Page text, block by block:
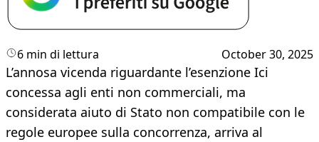
6 min di lettura October 30, 2025
L’annosa vicenda riguardante l’esenzione Ici
concessa agli enti non commerciali, ma
considerata aiuto di Stato non compatibile con le
regole europee sulla concorrenza, arriva al